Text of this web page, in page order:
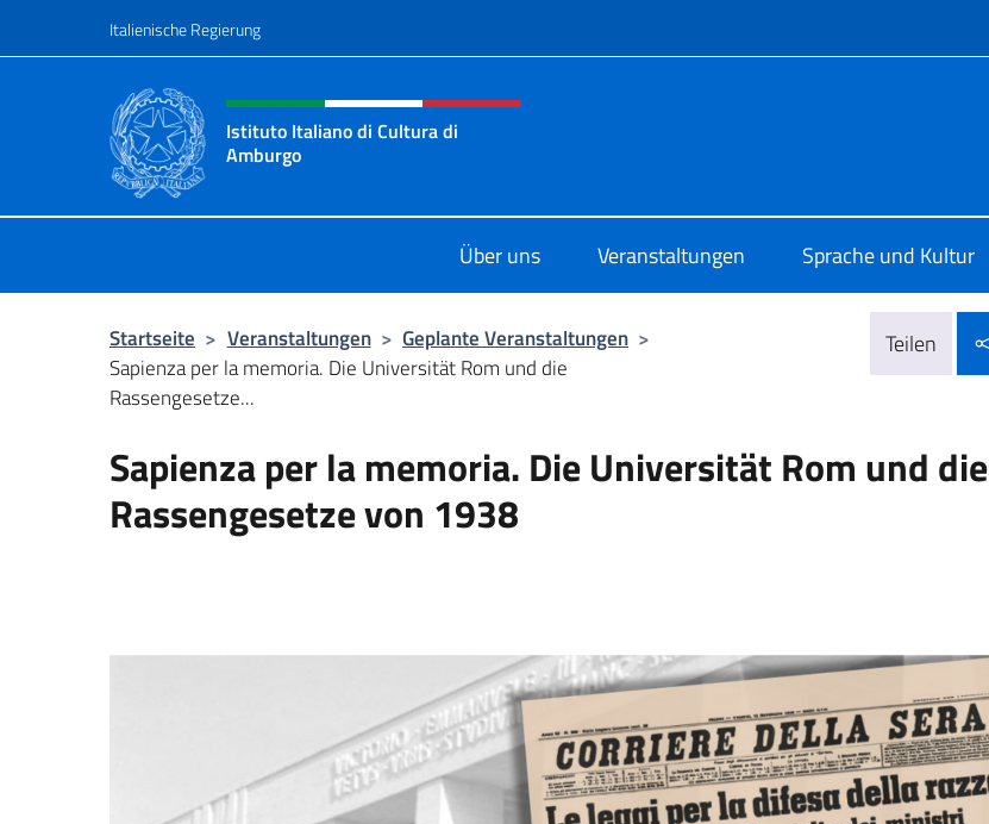
Italienische Regierung
Header-Site, Social und Menü
Istituto Italiano di Cultura di
Amburgo
Über uns Veranstaltungen Sprache und Kultur
Startseite > Veranstaltungen > Geplante Veranstaltungen >
Sapienza per la memoria. Die Universität Rom und die
Rassengesetze...
Teilen
Sapienza per la memoria. Die Universität Rom und die
Rassengesetze von 1938